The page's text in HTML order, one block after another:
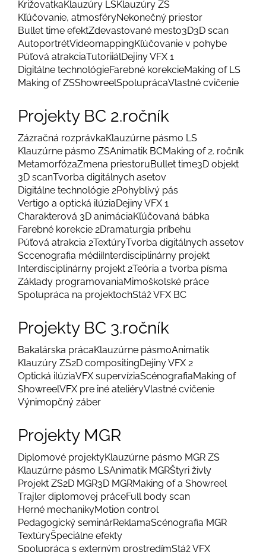
KrižovatkaKlauzúry LSKlauzúry ZS
Kľúčovanie, atmosféryNekonečný priestor
Bullet time efektZdevastované mesto3D3D scan
AutoportrétVideomappingKľúčovanie v pohybe
Púťová atrakciaTutoriiálDejiny VFX 1
Digitálne technológieFarebné korekcieMaking of LS
Making of ZSShowreelSpoluprácaVlastné cvičenie
Projekty BC 2.ročník
Zázračná rozprávkaKlauzúrne pásmo LS
Klauzúrne pásmo ZSAnimatik BCMaking of 2. ročník
MetamorfózaZmena priestoruBullet time3D objekt
3D scanTvorba digitálnych asetov
Digitálne technológie 2Pohyblivý pás
Vertigo a optická ilúziaDejiny VFX 1
Charakterová 3D animáciaKľúčovaná bábka
Farebné korekcie 2Dramaturgia príbehu
Púťová atrakcia 2TextúryTvorba digitálnych assetov
Sccenografia médiíInterdisciplinárny projekt
Interdisciplinárny projekt 2Teória a tvorba písma
Základy programovaniaMimoškolské práce
Spolupráca na projektochStáž VFX BC
Projekty BC 3.ročník
Bakalárska prácaKlauzúrne pásmoAnimatik
Klauzúry ZS2D compositingDejiny VFX 2
Optická ilúziaVFX supervíziaScénografiaMaking of
ShowreelVFX pre iné ateliéryVlastné cvičenie
Výnimopčný záber
Projekty MGR
Diplomové projektyKlauzúrne pásmo MGR ZS
Klauzúrne pásmo LSAnimatik MGRŠtyri živly
Projekt ZS2D MGR3D MGRMaking of a Showreel
Trajler diplomovej práceFull body scan
Herné mechanikyMotion control
Pedagogický seminárReklamaScénografia MGR
TextúryŠpeciálne efekty
Spolupráca s externým prostredímStáž VFX